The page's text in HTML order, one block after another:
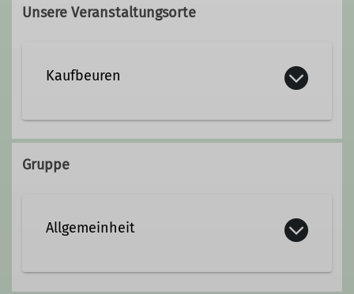
Qualifikationen
Unsere Veranstaltungsorte
Kaufbeuren
Gruppe
Allgemeinheit